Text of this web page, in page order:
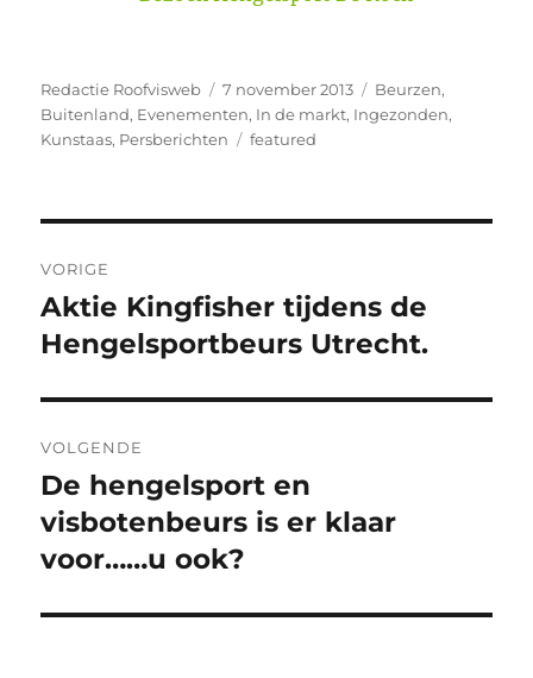
Auteur
Redactie Roofvisweb
Geplaatst
op
7 november 2013 Categorieën
Beurzen,
Buitenland, Evenementen, In de markt, Ingezonden,
Kunstaas, Persberichten Tags
featured
navigatie
VORIGE
Vorig
bericht:
Aktie Kingfisher tijdens de
Hengelsportbeurs Utrecht.
VOLGENDE
Volgend
bericht:
De hengelsport en
visbotenbeurs is er klaar
voor……u ook?